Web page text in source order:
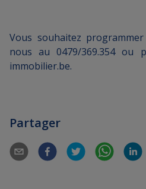
Vous souhaitez
nous au 0479/369.354 ou
immobilier.be.
Partager